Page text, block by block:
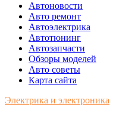
Автоновости
Авто ремонт
Автоэлектрика
Автотюнинг
Автозапчасти
Обзоры моделей
Авто советы
Карта сайта
Электрика и электроника